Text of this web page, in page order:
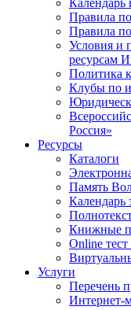
Календарь
Правила
Правила
Условия и
ресурсам
Политика
Клубы по
Россия»
Ресурсы
Каталоги
Память
Календарь
Книжные
Online
Услуги
Перечень
Интернет-